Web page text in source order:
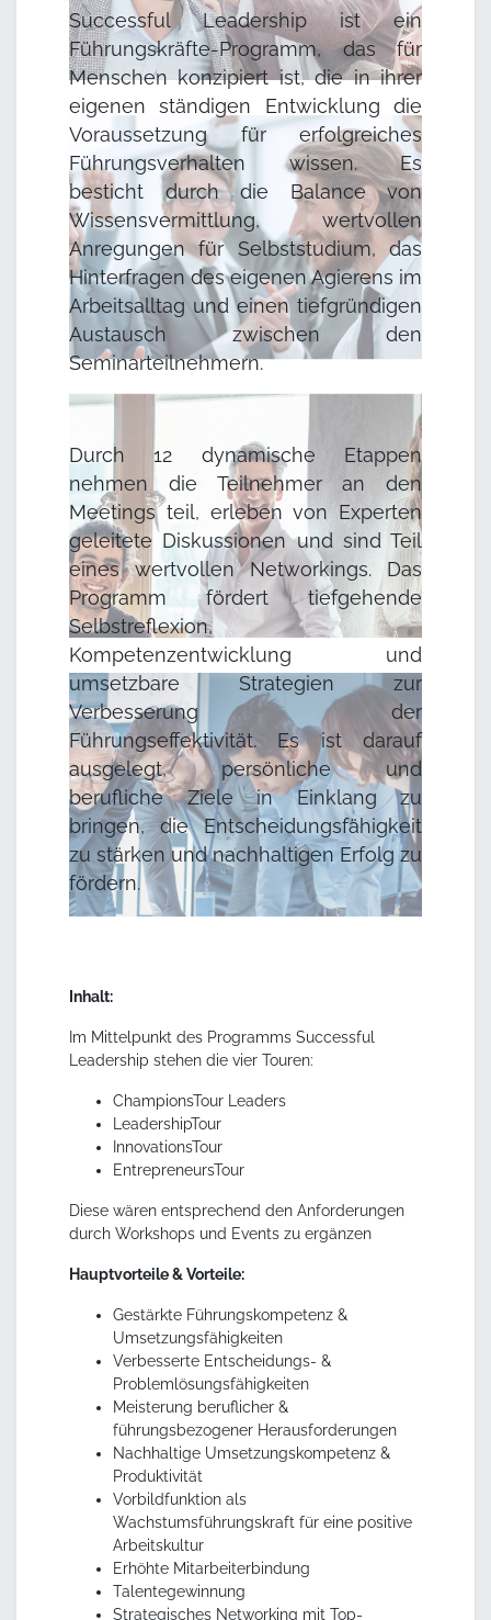
Successful Leadership ist ein
Führungskräfte-Programm, das für
Menschen konzipiert ist, die in ihrer
eigenen ständigen Entwicklung die
Voraussetzung für erfolgreiches
Führungsverhalten wissen. Es
besticht durch die Balance von
Wissensvermittlung, wertvollen
Anregungen für Selbststudium, das
Hinterfragen des eigenen Agierens im
Arbeitsalltag und einen tiefgründigen
Austausch zwischen den
Seminarteilnehmern.
Durch 12 dynamische Etappen
nehmen die Teilnehmer an den
Meetings teil, erleben von Experten
geleitete Diskussionen und sind Teil
eines wertvollen Networkings. Das
Programm fördert tiefgehende
Selbstreflexion,
Kompetenzentwicklung und
umsetzbare Strategien zur
Verbesserung der
Führungseffektivität. Es ist darauf
ausgelegt, persönliche und
berufliche Ziele in Einklang zu
bringen, die Entscheidungsfähigkeit
zu stärken und nachhaltigen Erfolg zu
fördern.
Inhalt:
Im Mittelpunkt des Programms Successful
Leadership stehen die vier Touren:
ChampionsTour Leaders
LeadershipTour
InnovationsTour
EntrepreneursTour
Diese wären entsprechend den Anforderungen
durch Workshops und Events zu ergänzen
Hauptvorteile & Vorteile:
Gestärkte Führungskompetenz &
Umsetzungsfähigkeiten
Verbesserte Entscheidungs- &
Problemlösungsfähigkeiten
Meisterung beruflicher &
führungsbezogener Herausforderungen
Nachhaltige Umsetzungskompetenz &
Produktivität
Vorbildfunktion als
Wachstumsführungskraft für eine positive
Arbeitskultur
Erhöhte Mitarbeiterbindung
Talentegewinnung
Strategisches Networking mit Top-